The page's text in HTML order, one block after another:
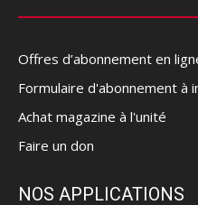
Offres d’abonnement en
Formulaire d'abonnement à
Achat magazine à l'unité
Faire un don
NOS APPLICATIONS